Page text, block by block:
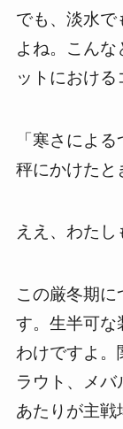
でも、淡水で
よね。こん
ットにおける
「寒さによ
秤にかけたと
ええ、わたし
この厳冬期
す。生半可な
わけですよ。
ラウト、メバ
あたりが主戦